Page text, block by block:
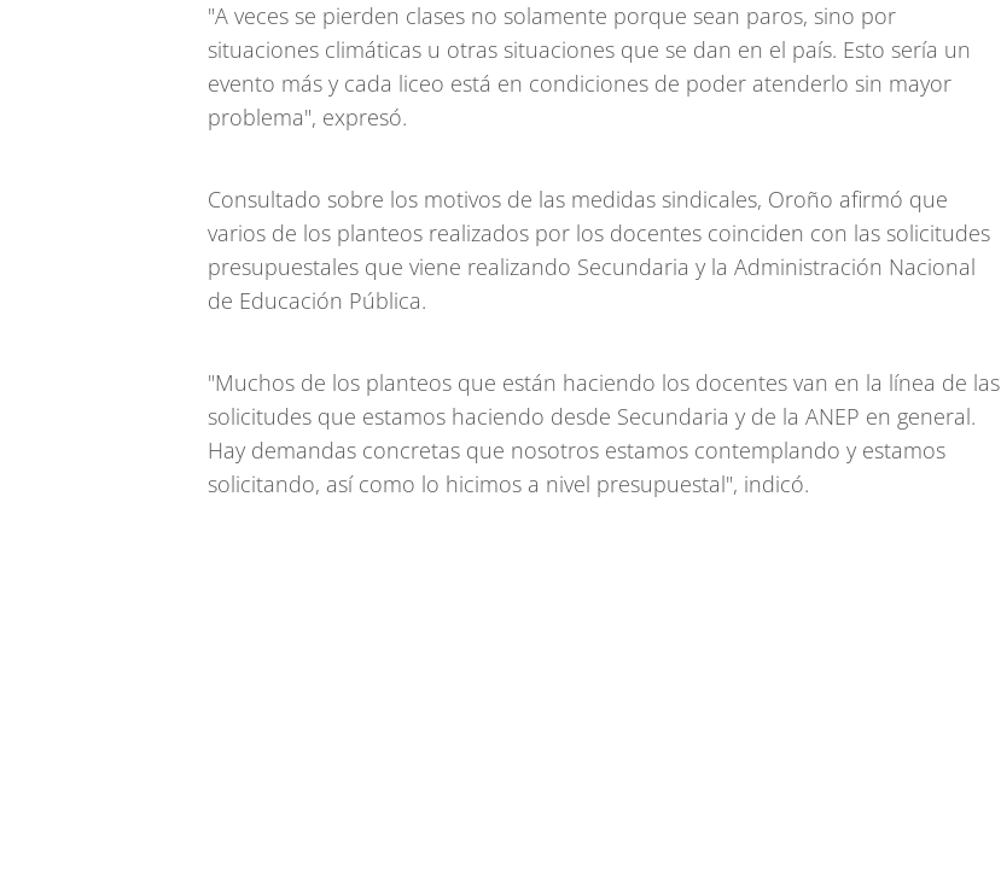
"A veces se pierden clases no solamente porque sean paros, sino por
situaciones climáticas u otras situaciones que se dan en el país. Esto sería un
evento más y cada liceo está en condiciones de poder atenderlo sin mayor
problema", expresó.
Consultado sobre los motivos de las medidas sindicales, Oroño afirmó que
varios de los planteos realizados por los docentes coinciden con las solicitudes
presupuestales que viene realizando Secundaria y la Administración Nacional
de Educación Pública.
"Muchos de los planteos que están haciendo los docentes van en la línea de las
solicitudes que estamos haciendo desde Secundaria y de la ANEP en general.
Hay demandas concretas que nosotros estamos contemplando y estamos
solicitando, así como lo hicimos a nivel presupuestal", indicó.